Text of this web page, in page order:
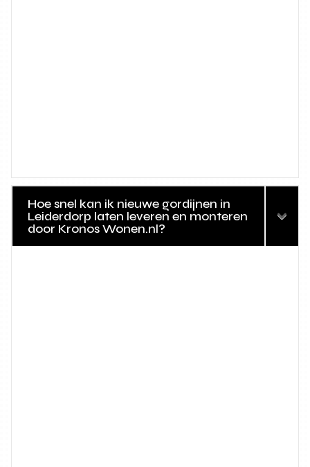
Hoe snel kan ik nieuwe gordijnen in
Leiderdorp laten leveren en monteren
door Kronos Wonen.nl?